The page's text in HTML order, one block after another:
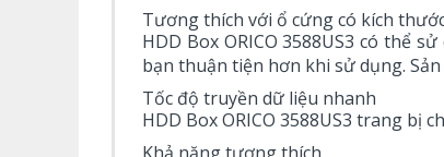
Tương thích với ổ cứng có kích
HDD Box ORICO 3588US3 có thể
bạn thuận tiện hơn khi sử dụng. Sản
Tốc độ truyền dữ liệu nhanh
HDD Box ORICO 3588US3 trang bị